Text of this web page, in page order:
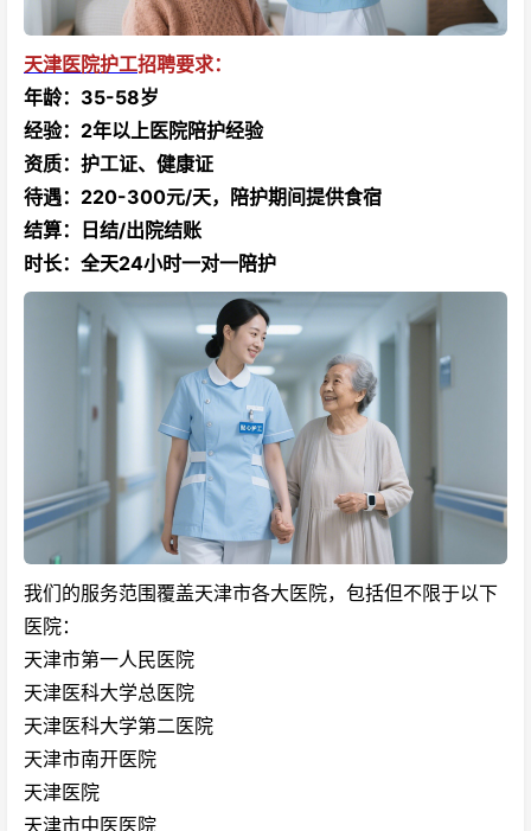
天津医院护工招聘要求：
年龄：35-58岁
经验：2年以上医院陪护经验
资质：护工证、健康证
待遇：220-300元/天，陪护期间提供食宿
结算：日结/出院结账
时长：全天24小时一对一陪护
我们的服务范围覆盖天津市各大医院，包括但不限于以下
医院：
天津市第一人民医院
天津医科大学总医院
天津医科大学第二医院
天津市南开医院
天津医院
天津市中医医院